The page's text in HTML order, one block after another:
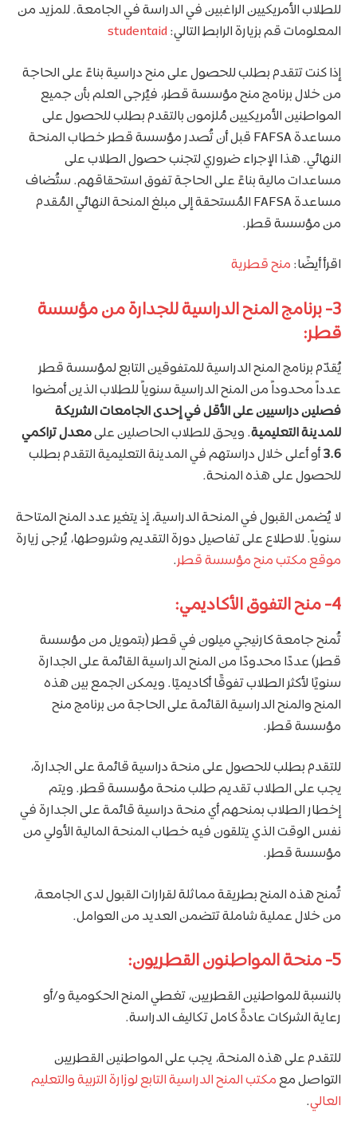
للطلاب الأمريكيين الراغبين في الدراسة في الجامعة. للمزيد من
المعلومات قم بزيارة الرابط التالي:studentaid
إذا كنت تتقدم بطلب للحصول على منح دراسية بناءً على الحاجة
من خلال برنامج منح مؤسسة قطر، فيُرجى العلم بأن جميع
المواطنين الأمريكيين مُلزمون بالتقدم بطلب للحصول على
مساعدة FAFSA قبل أن تُصدر مؤسسة قطر خطاب المنحة
النهائي. هذا الإجراء ضروري لتجنب حصول الطلاب على
مساعدات مالية بناءً على الحاجة تفوق استحقاقهم. ستُضاف
مساعدة FAFSA المُستحقة إلى مبلغ المنحة النهائي المُقدم
من مؤسسة قطر.
اقرأ أيضًا: منح قطرية
3- برنامج المنح الدراسية للجدارة من مؤسسة
قطر:
يُقدّم برنامج المنح الدراسية للمتفوقين التابع لمؤسسة قطر
عدداً محدوداً من المنح الدراسية سنوياً للطلاب الذين أمضوا
فصلين دراسيين على الأقل في إحدى الجامعات الشريكة
للمدينة التعليمية. ويحق للطلاب الحاصلين علىمعدل تراكمي
3.6أو أعلى خلال دراستهم في المدينة التعليمية التقدم بطلب
للحصول على هذه المنحة.
لا يُضمن القبول في المنحة الدراسية، إذ يتغير عدد المنح المتاحة
سنوياً. للاطلاع على تفاصيل دورة التقديم وشروطها، يُرجى زيارة
موقع مكتب منح مؤسسة قطر.
4- منح التفوق الأكاديمي:
تُمنح جامعة كارنيجي ميلون في قطر (بتمويل من مؤسسة
قطر) عددًا محدودًا من المنح الدراسية القائمة على الجدارة
سنويًا لأكثر الطلاب تفوقًا أكاديميًا. ويمكن الجمع بين هذه
المنح والمنح الدراسية القائمة على الحاجة من برنامج منح
مؤسسة قطر.
للتقدم بطلب للحصول على منحة دراسية قائمة على الجدارة،
يجب على الطلاب تقديم طلب منحة مؤسسة قطر. ويتم
إخطار الطلاب بمنحهم أي منحة دراسية قائمة على الجدارة في
نفس الوقت الذي يتلقون فيه خطاب المنحة المالية الأولي من
مؤسسة قطر.
تُمنح هذه المنح بطريقة مماثلة لقرارات القبول لدى الجامعة،
من خلال عملية شاملة تتضمن العديد من العوامل.
5- منحة المواطنون القطريون:
بالنسبة للمواطنين القطريين، تغطي المنح الحكومية و/أو
رعاية الشركات عادةً كامل تكاليف الدراسة.
للتقدم على هذه المنحة، يجب على المواطنين القطريين
التواصل معمكتب المنح الدراسية التابع لوزارة التربية والتعليم
العالي.